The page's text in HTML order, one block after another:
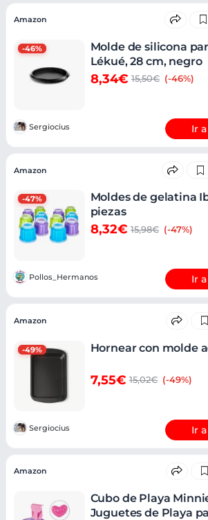
-46%
Amazon
Molde de silicona
Lékué, 28 cm, negro
8,34€ 15,50€ (-46%)
Sergiocius Ir
-47%
Amazon
Moldes de gelatina
piezas
8,32€ 15,98€ (-47%)
Pollos_Hermanos Ir
-49%
Amazon
Hornear con molde
7,55€ 15,02€ (-49%)
Sergiocius Ir
Amazon
Cubo de Playa
Juguetes de Playa